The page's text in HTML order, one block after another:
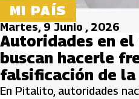
MI PAÍS
Martes, 9 Junio , 2026
Autoridades en
buscan hacerle
falsificación de la
En Pitalito, autoridades